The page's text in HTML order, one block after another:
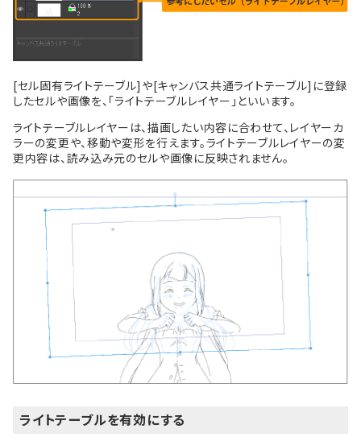
[セル固有ライトテーブル]や[キャンバス共通ライトテーブル]に登録
したセルや画像を、「ライトテーブルレイヤー」といいます。
ライトテーブルレイヤーは、描画したい内容に合わせて、レイヤーカ
ラーの変更や、移動や変形を行えます。ライトテーブルレイヤーの変
更内容は、読み込み元のセルや画像に反映されません。
ライトテーブルを有効にする